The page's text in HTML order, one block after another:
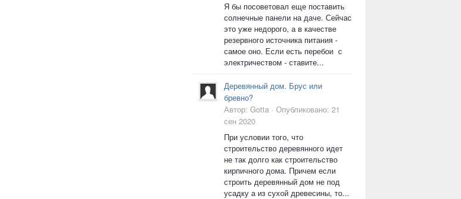
Я бы посоветовал еще поставить
солнечные панели на даче. Сейчас
это уже недорого, а в качестве
резервного источника питания -
самое оно. Если есть перебои с
электричеством - ставите...
Деревянный дом. Брус или
бревно?
Автор: Gotta · Опубликовано: 21
сен 2020
При условии того, что
строительство деревянного идет
не так долго как строительство
кирпичного дома. Причем если
строить деревянный дом не под
усадку а из сухой древесины, то...